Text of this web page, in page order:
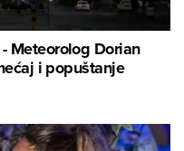
Meteorolog Dorian
i popuštanje